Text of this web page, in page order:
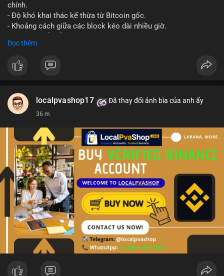
chính.
- Độ khó khai thác kế thừa từ Bitcoin gốc.
- Khoảng cách giữa các block kéo dài nhiều giờ.
$btc
#vlikevn #titanbot
Đọc thêm
localpvashop17 Đã thay đổi ảnh bìa của anh ấy
36 m